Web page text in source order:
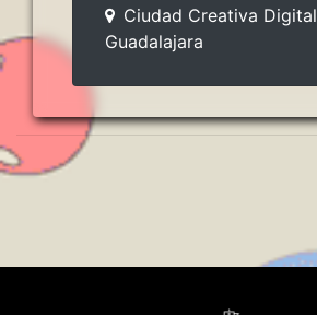
Ciudad Creativa Digital
Guadalajara